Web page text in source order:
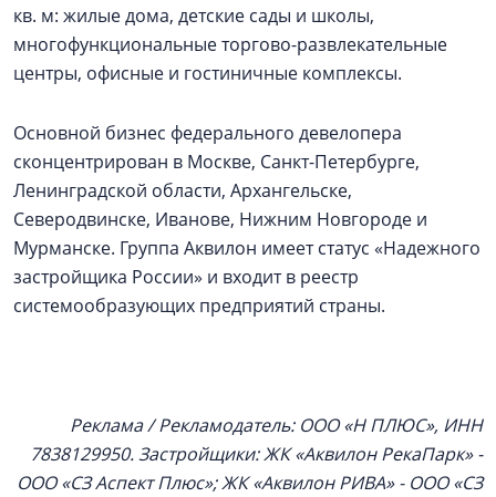
кв. м: жилые дома, детские сады и школы,
многофункциональные торгово-развлекательные
центры, офисные и гостиничные комплексы.
Основной бизнес федерального девелопера
сконцентрирован в Москве, Санкт-Петербурге,
Ленинградской области, Архангельске,
Северодвинске, Иванове, Нижним Новгороде и
Мурманске. Группа Аквилон имеет статус «Надежного
застройщика России» и входит в реестр
системообразующих предприятий страны.
Реклама / Рекламодатель: ООО «Н ПЛЮС», ИНН
7838129950. Застройщики: ЖК «Аквилон РекаПарк» -
ООО «СЗ Аспект Плюс»; ЖК «Аквилон РИВА» - ООО «СЗ